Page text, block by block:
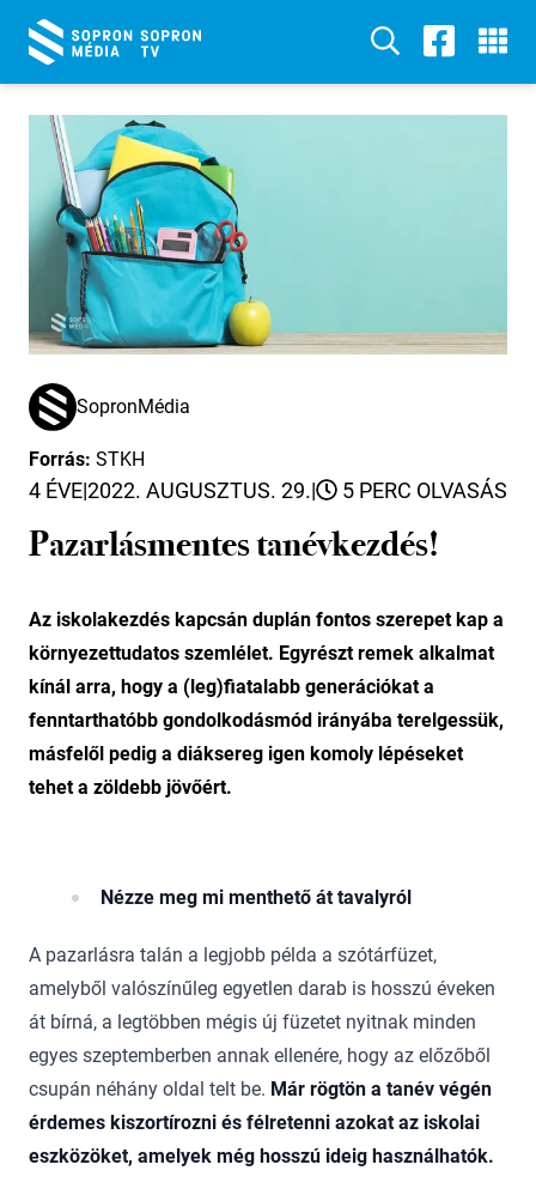
SopronMédia
Forrás: STKH
4 ÉVE|2022. AUGUSZTUS. 29.| 5 PERC OLVASÁS
Pazarlásmentes tanévkezdés!
Az iskolakezdés kapcsán duplán fontos szerepet kap a
környezettudatos szemlélet. Egyrészt remek alkalmat
kínál arra, hogy a (leg)fiatalabb generációkat a
fenntarthatóbb gondolkodásmód irányába terelgessük,
másfelől pedig a diáksereg igen komoly lépéseket
tehet a zöldebb jövőért.
Nézze meg mi menthető át tavalyról
A pazarlásra talán a legjobb példa a szótárfüzet,
amelyből valószínűleg egyetlen darab is hosszú éveken
át bírná, a legtöbben mégis új füzetet nyitnak minden
egyes szeptemberben annak ellenére, hogy az előzőből
csupán néhány oldal telt be. Már rögtön a tanév végén
érdemes kiszortírozni és félretenni azokat az iskolai
eszközöket, amelyek még hosszú ideig használhatók.